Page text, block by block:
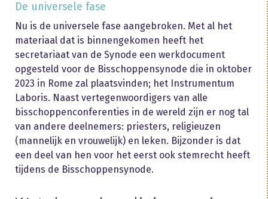
De universele fase
Nu is de universele fase aangebroken. Met al het
materiaal dat is binnengekomen heeft het
secretariaat van de Synode een werkdocument
opgesteld voor de Bisschoppensynode die in oktober
2023 in Rome zal plaatsvinden; het Instrumentum
Laboris. Naast vertegenwoordigers van alle
bisschoppenconferenties in de wereld zijn er nog tal
van andere deelnemers: priesters, religieuzen
(mannelijk en vrouwelijk) en leken. Bijzonder is dat
een deel van hen voor het eerst ook stemrecht heeft
tijdens de Bisschoppensynode.